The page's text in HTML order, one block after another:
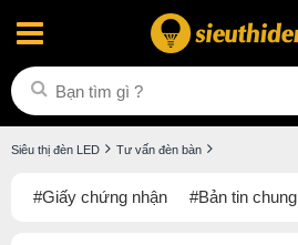
Siêu thị đèn LED Tư vấn đèn bàn
#Giấy chứng nhận #Bản tin chung